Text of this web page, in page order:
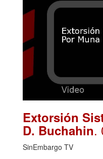
Extorsión
D. Buchahin.
SinEmbargo TV